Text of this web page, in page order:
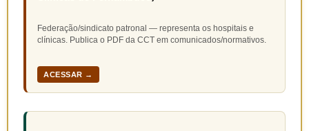
Federação/sindicato patronal — representa os hospitais e
clínicas. Publica o PDF da CCT em comunicados/normativos.
ACESSAR →